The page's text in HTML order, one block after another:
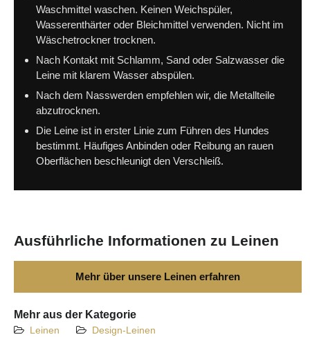
Waschmittel waschen. Keinen Weichspüler,
Wasserenthärter oder Bleichmittel verwenden. Nicht im
Wäschetrockner trocknen.
Nach Kontakt mit Schlamm, Sand oder Salzwasser die
Leine mit klarem Wasser abspülen.
Nach dem Nasswerden empfehlen wir, die Metallteile
abzutrocknen.
Die Leine ist in erster Linie zum Führen des Hundes
bestimmt. Häufiges Anbinden oder Reibung an rauen
Oberflächen beschleunigt den Verschleiß.
Ausführliche Informationen zu Leinen
Mehr über unsere Leinen erfahren
Mehr aus der Kategorie
Leinen Design-Leinen